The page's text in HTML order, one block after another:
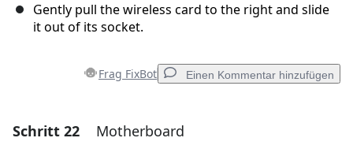
Gently pull the wireless card to the right and slide
it out of its socket.
Frag FixBot Einen Kommentar hinzufügen
Einen Kommentar hinzufügen
Schritt 22 Motherboard